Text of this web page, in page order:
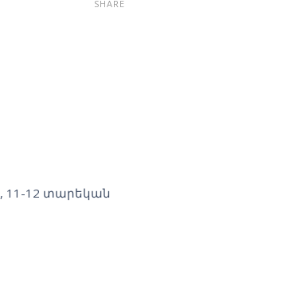
SHARE
, 11-12 տարեկան